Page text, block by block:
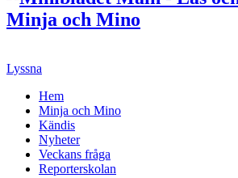
Lyssna
Hem
Minja och Mino
Kändis
Nyheter
Veckans fråga
Reporterskolan